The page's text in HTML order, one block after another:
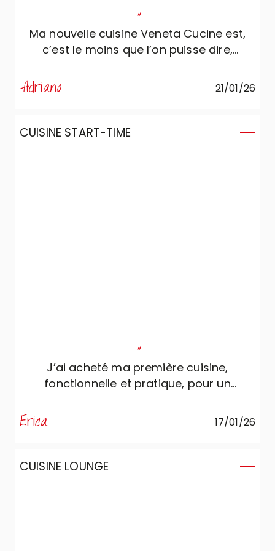
"
Ma nouvelle cuisine Veneta Cucine est,
c’est le moins que l’on puisse dire,
merveilleuse. À ce sujet je remercie la
conceptrice Luisella de Accrippa
Arredamenti qui a réussi à traduire
cuisine Veneta Cucine. Merci
Adriano 21/01/26
CUISINE START-TIME
"
J’ai acheté ma première cuisine,
fonctionnelle et pratique, pour un
environnement open space.
Erica 17/01/26
CUISINE LOUNGE